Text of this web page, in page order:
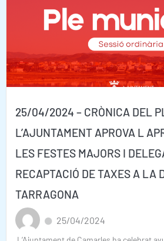
25/04/2024 – CRÒNICA DEL
L’AJUNTAMENT APROVA L
LES FESTES MAJORS I
RECAPTACIÓ DE TAXES A LA
TARRAGONA
25/04/2024